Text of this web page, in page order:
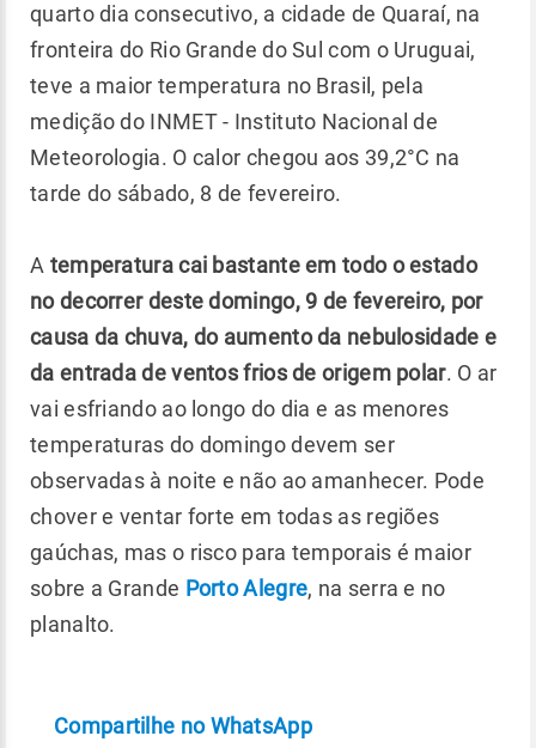
quarto dia consecutivo, a cidade de Quaraí, na
fronteira do Rio Grande do Sul com o Uruguai,
teve a maior temperatura no Brasil, pela
medição do INMET - Instituto Nacional de
Meteorologia. O calor chegou aos 39,2°C na
tarde do sábado, 8 de fevereiro.
A temperatura cai bastante em todo o estado
no decorrer deste domingo, 9 de fevereiro, por
causa da chuva, do aumento da nebulosidade e
da entrada de ventos frios de origem polar. O ar
vai esfriando ao longo do dia e as menores
temperaturas do domingo devem ser
observadas à noite e não ao amanhecer. Pode
chover e ventar forte em todas as regiões
gaúchas, mas o risco para temporais é maior
sobre a Grande Porto Alegre, na serra e no
planalto.
Compartilhe no WhatsApp